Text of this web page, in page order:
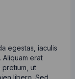
egestas, iaculis
erat
ut
libero. Sed